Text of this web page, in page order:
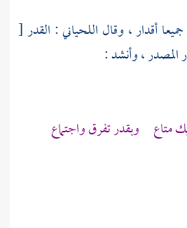
أقدار ، وقال اللحياني: القدر[
المصدر ، وأنشد :
متاع وبقدر تفرق واجتماع